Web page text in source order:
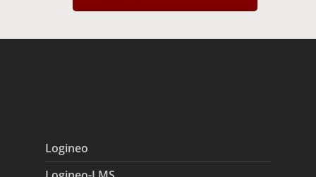
Logineo